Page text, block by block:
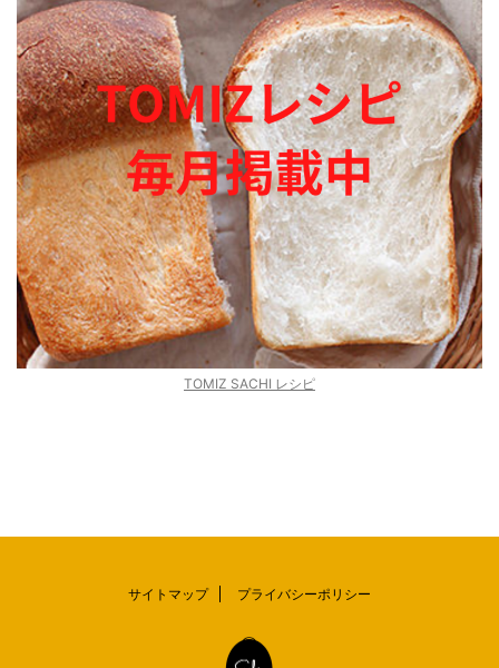
TOMIZ SACHI レシピ
サイトマップ プライバシーポリシー